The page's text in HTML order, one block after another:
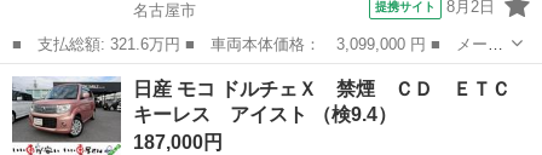
名古屋市
提携サイト 8月2日
■ 支払総額: 321.6万円 ■ 車両本体価格： 3,099,000 円 ■ メーカ
ー名： 日産 ■ 車種名： セレナ ■ グレード名： ハイウェイス
ターＶ 登録済未使用車 両側電動スライドドア 衝突被害軽減ブレ
ーキ コ...
愛知 名古屋市
日産 モコ ドルチェＸ 禁煙 ＣＤ ＥＴＣ
キーレス アイスト （検9.4）
187,000円